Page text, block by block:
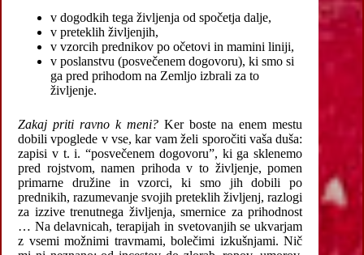
v dogodkih tega življenja od spočetja dalje,
v preteklih življenjih,
v vzorcih prednikov po očetovi in mamini liniji,
v poslanstvu (posvečenem dogovoru), ki smo si
ga pred prihodom na Zemljo izbrali za to
življenje.
Zakaj priti ravno k meni?Ker boste na enem mestu
dobili vpoglede v vse, kar vam želi sporočiti vaša duša:
zapisi v t. i. “posvečenem dogovoru”, ki ga sklenemo
pred rojstvom, namen prihoda v to življenje, pomen
primarne družine in vzorci, ki smo jih dobili po
prednikih, razumevanje svojih preteklih življenj, razlogi
za izzive trenutnega življenja, smernice za prihodnost
… Na delavnicah, terapijah in svetovanjih se ukvarjam
z vsemi možnimi travmami, bolečimi izkušnjami. Nič